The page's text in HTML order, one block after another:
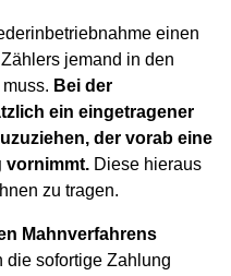
einen
jemand in den
Bei der
ein eingetragener
der vorab eine
vornimmt. Diese hieraus
zu tragen.
Mahnverfahrens
die sofortige Zahlung